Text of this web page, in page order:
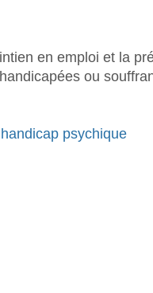
en emploi et la
ou